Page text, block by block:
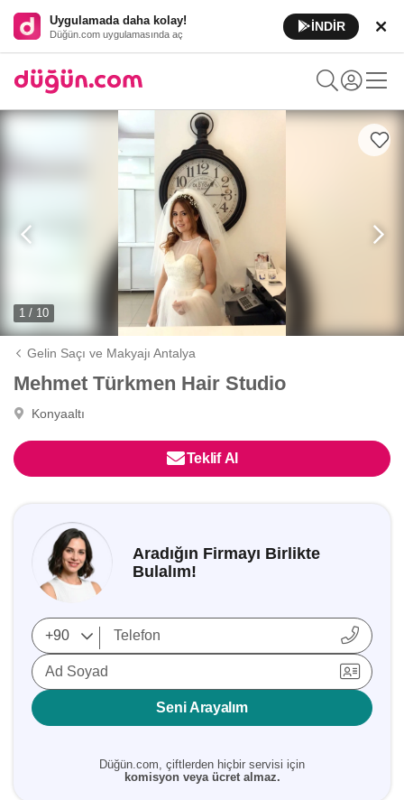
Uygulamada daha kolay!
Düğün.com uygulamasında aç
İNDİR
1 / 10
Gelin Saçı ve Makyajı Antalya
Mehmet Türkmen Hair Studio
Konyaaltı
Teklif Al
Aradığın Firmayı Birlikte
Bulalım!
Ad Soyad
Seni Arayalım
Düğün.com, çiftlerden hiçbir servisi için
komisyon veya ücret almaz.